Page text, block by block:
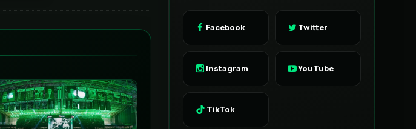
Facebook Twitter
Instagram YouTube
TikTok